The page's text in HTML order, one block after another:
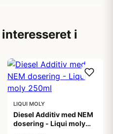
i
LIQUI MOLY
Diesel Additiv med NEM
dosering - Liqui moly